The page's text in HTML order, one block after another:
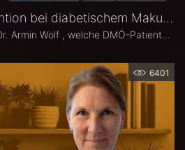
Chirurgische Intervention bei diabetischem Makulaödem – Prof. Dr. Armin Wolf
6401